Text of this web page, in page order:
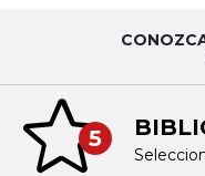
5
slide